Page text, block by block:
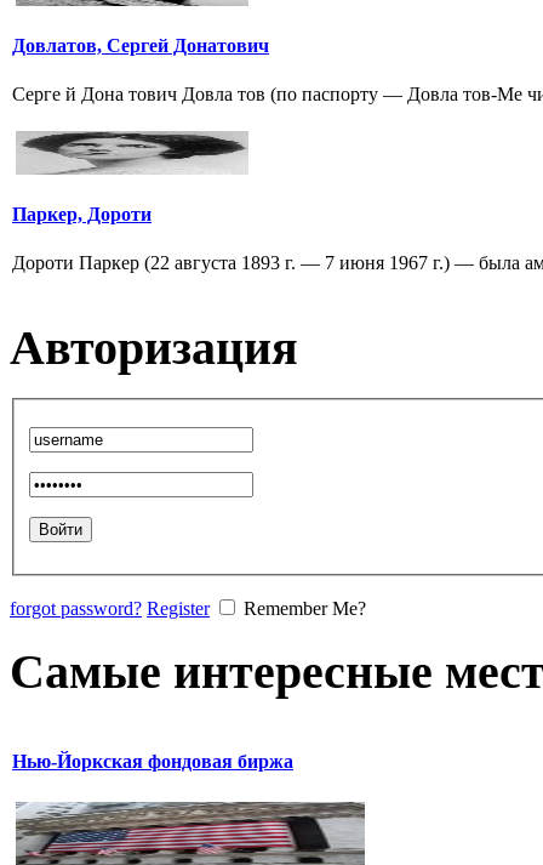
Довлатов, Сергей Донатович
Серге й Дона тович Довла тов (по паспорту — Довла тов-Ме
Паркер, Дороти
Дороти Паркер (22 августа 1893 г. — 7 июня 1967 г.) — была
Авторизация
forgot password? Register Remember Me?
Самые интересные
Нью-Йоркская фондовая биржа